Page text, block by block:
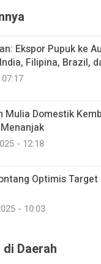
Ekspor Pupuk ke
Filipina, Brazil,
Mulia Domestik
- 12:18
Optimis
- 10:03
Daerah